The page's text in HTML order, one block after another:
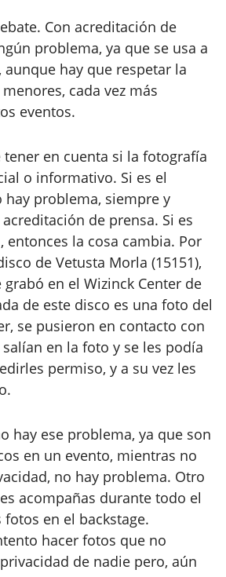
Con acreditación de
problema, ya que se usa a
hay que respetar la
cada vez más
eventos.
en cuenta si la fotografía
o informativo. Si es el
hay problema, siempre y
de prensa. Si es
entonces la cosa cambia. Por
de Vetusta Morla (15151),
en el Wizinck Center de
de este disco es una foto del
se pusieron en contacto con
en la foto y se les podía
permiso, y a su vez les
hay ese problema, ya que son
en un evento, mientras no
no hay problema. Otro
acompañas durante todo el
en el backstage.
hacer fotos que no
de nadie pero, aún